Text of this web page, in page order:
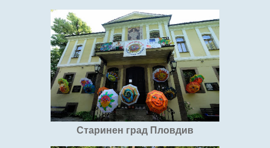
Старинен град Пловдив